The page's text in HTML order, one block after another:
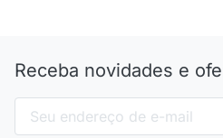
Receba novidades e